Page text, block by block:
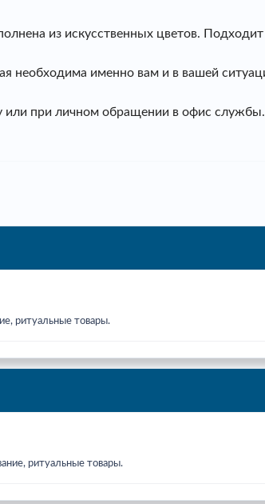
из искусственных цветов.
необходима именно вам и в вашей
или при личном обращении в офис
ритуальные товары.
ритуальные товары.